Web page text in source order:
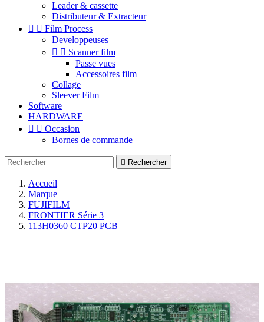
Leader & cassette
Distributeur & Extracteur
  Film Process
Developpeuses
  Scanner film
Passe vues
Accessoires film
Collage
Sleever Film
Software
HARDWARE
  Occasion
Bornes de commande
 Rechercher
Accueil
Marque
FUJIFILM
FRONTIER Série 3
113H0360 CTP20 PCB